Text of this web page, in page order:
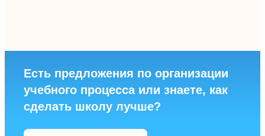
Есть предложения по организации
учебного процесса или знаете, как
сделать школу лучше?